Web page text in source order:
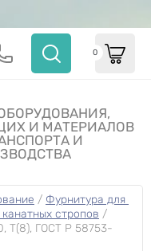
И МАТЕРИАЛОВ
И
0
/ Фурнитура для
стропов
T(8), ГОСТ Р 58753-